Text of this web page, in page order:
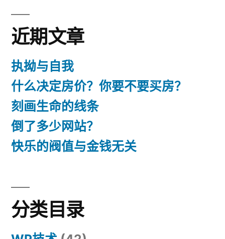
近期文章
执拗与自我
什么决定房价？你要不要买房？
刻画生命的线条
倒了多少网站？
快乐的阀值与金钱无关
分类目录